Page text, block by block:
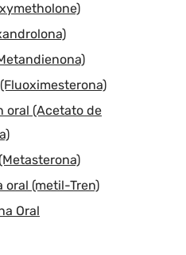
oral (Acetato de
oral (metil-Tren)
Oral